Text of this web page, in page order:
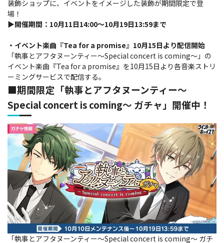
装飾ショップに、イベントをイメージした装飾が期間限定で登
場！
▶開催期間：10月11日14:00～10月19日13:59まで
・イベント楽曲『Tea for a promise』10月15日より配信開始
「執事とアフタヌーンティー～Special concert is coming～」の
イベント楽曲『Tea for a promise』を10月15日より各音楽ストリ
ーミングサービスで配信する。
■期間限定「執事とアフタヌーンティー～
Special concert is coming～ ガチャ」開催中！
「執事とアフタヌーンティー～Special concert is coming～ ガチ